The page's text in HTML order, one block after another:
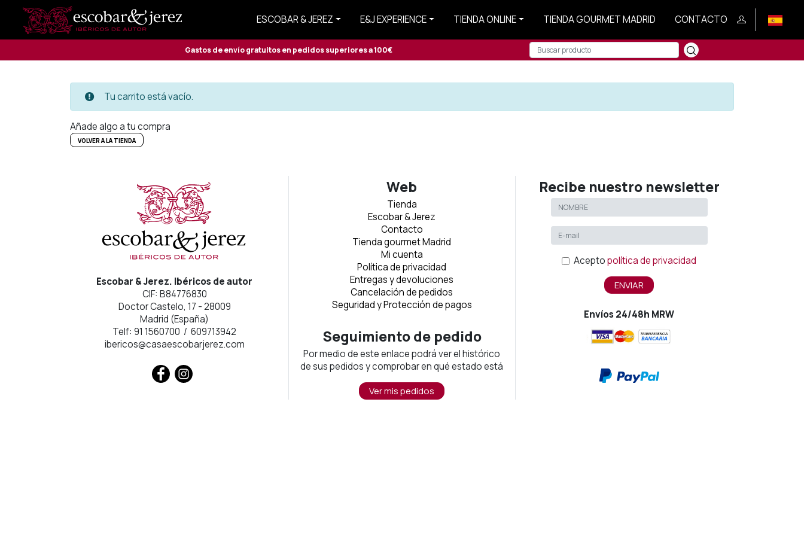
ESCOBAR & JEREZ E&J EXPERIENCE TIENDA ONLINE TIENDA GOURMET MADRID CONTACTO
Gastos de envío gratuitos en pedidos superiores a 100€
Tu carrito está vacío.
Añade algo a tu compra
VOLVER A LA TIENDA
Escobar & Jerez. Ibéricos de autor
CIF: B84776830
Doctor Castelo, 17 - 28009
Madrid (España)
Telf: 91 1560700 / 609713942
ibericos@casaescobarjerez.com
Web
Tienda
Escobar & Jerez
Contacto
Tienda gourmet Madrid
Mi cuenta
Política de privacidad
Entregas y devoluciones
Cancelación de pedidos
Seguridad y Protección de pagos
Seguimiento de pedido
Por medio de este enlace podrá ver el histórico
de sus pedidos y comprobar en qué estado está
Ver mis pedidos
Recibe nuestro newsletter
Aceptopolítica de privacidad
ENVIAR
Envíos 24/48h MRW